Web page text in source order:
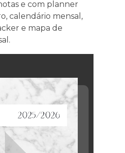
e com planner
calendário mensal,
e mapa de